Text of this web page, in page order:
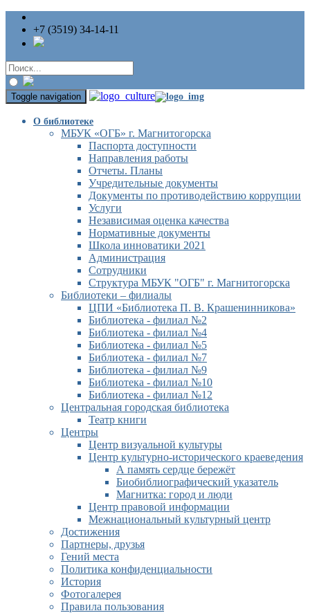
+7 (3519) 34-14-11
Toggle navigation
О библиотеке
МБУК «ОГБ» г. Магнитогорска
Паспорта доступности
Направления работы
Отчеты. Планы
Учредительные документы
Документы по противодействию коррупции
Услуги
Независимая оценка качества
Нормативные документы
Школа инноватики 2021
Администрация
Сотрудники
Структура МБУК "ОГБ" г. Магнитогорска
Библиотеки – филиалы
ЦПИ «Библиотека П. В. Крашенинникова»
Библиотека - филиал №2
Библиотека - филиал №4
Библиотека - филиал №5
Библиотека - филиал №7
Библиотека - филиал №9
Библиотека - филиал №10
Библиотека - филиал №12
Центральная городская библиотека
Театр книги
Центры
Центр визуальной культуры
Центр культурно-исторического краеведения
А память сердце бережёт
Биобиблиографический указатель
Магнитка: город и люди
Центр правовой информации
Межнациональный культурный центр
Достижения
Партнеры, друзья
Гений места
Политика конфиденциальности
История
Фотогалерея
Правила пользования